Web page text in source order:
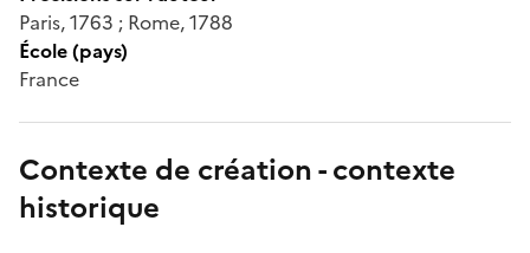
Paris, 1763 ; Rome, 1788
École (pays)
France
Contexte de création - contexte
historique